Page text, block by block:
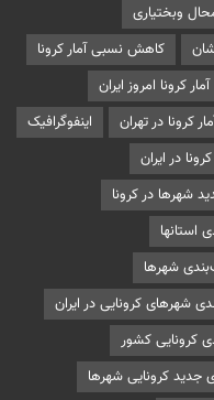
وبختیاری
کاهش نسبی آمار کرونا
آمار کرونا امروز ایران
کرونا در تهران
اینفوگرافیک
در ایران
شهرها در کرونا
شهرها
شهرهای کرونایی در ایران
کرونایی کشور
کرونایی شهرها